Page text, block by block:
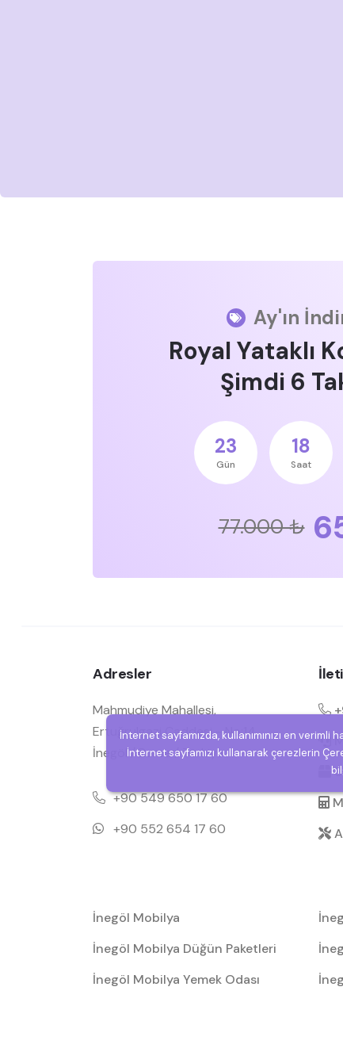
Ay'ın
Royal Yataklı
Şimdi 6
23
Gün
18
Saat
77.000 ₺
Adresler
Mahmudiye Mahallesi,
Ertuğrulgazi Caddesi - No:14,
İnegöl / Bursa / Türkiye
+90 549 650 17 60
+90 552 654 17 60
İnegöl Mobilya
İnegöl Mobilya Düğün Paketleri
İnegöl Mobilya Yemek Odası
İnternet sayfamızda, kullanımınızı en
İnternet sayfamızı kullanarak çerezlerin